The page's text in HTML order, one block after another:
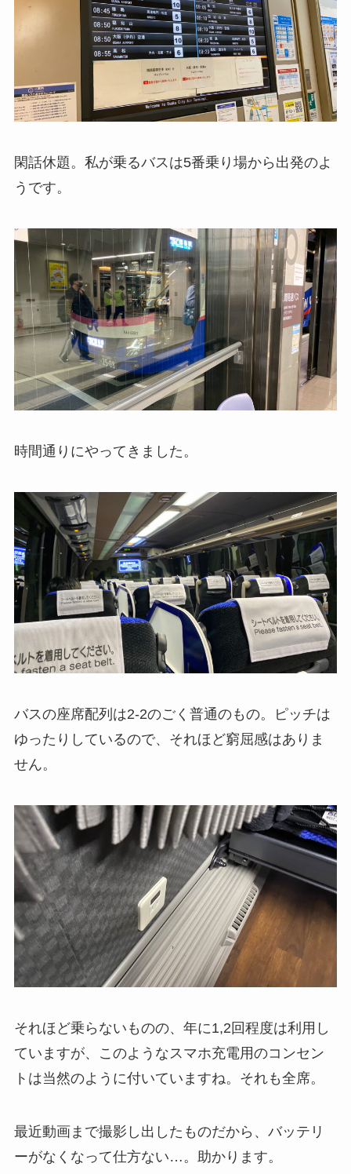
閑話休題。私が乗るバスは5番乗り場から出発のよ
うです。
時間通りにやってきました。
バスの座席配列は2-2のごく普通のもの。ピッチは
ゆったりしているので、それほど窮屈感はありま
せん。
それほど乗らないものの、年に1,2回程度は利用し
ていますが、このようなスマホ充電用のコンセン
トは当然のように付いていますね。それも全席。
最近動画まで撮影し出したものだから、バッテリ
ーがなくなって仕方ない…。助かります。